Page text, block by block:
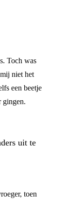
Toch was
niet het
een beetje
gingen.
uit te
toen